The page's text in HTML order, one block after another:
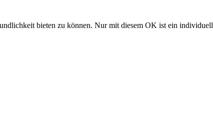
bieten zu können. Nur mit diesem OK ist ein